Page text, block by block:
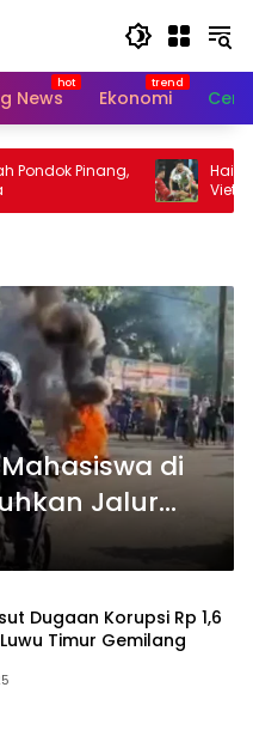
News Ekonomi
Pinang,
Hai Long
Vietnam
di
Jalur
Dugaan Korupsi Rp 1,6
Timur Gemilang